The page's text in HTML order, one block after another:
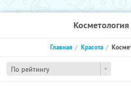
Косметология
По рейтингу
Главная Красота